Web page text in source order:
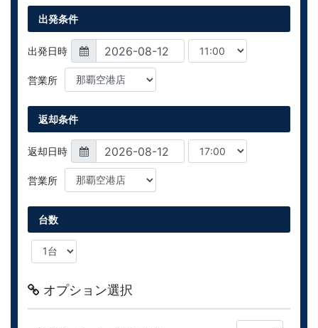
出発条件
出発日時
営業所
返却条件
返却日時
営業所
台数
オプション選択